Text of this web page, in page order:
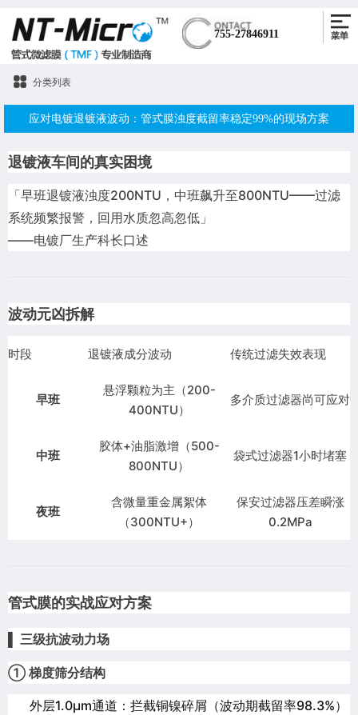
755-27846911
分类列表
应对电镀退镀液波动：管式膜浊度截留率稳定99%的现场方案
退镀液车间的真实困境
「早班退镀液浊度200NTU，中班飙升至800NTU——过滤
系统频繁报警，回用水质忽高忽低」
——电镀厂生产科长口述
波动元凶拆解
时段 退镀液成分波动 传统过滤失效表现
早班
悬浮颗粒为主（200-
400NTU）
多介质过滤器尚可应对
中班
胶体+油脂激增（500-
800NTU）
袋式过滤器1小时堵塞
夜班
含微量重金属絮体
（300NTU+）
保安过滤器压差瞬涨
0.2MPa
管式膜的实战应对方案
▌ 三级抗波动力场
① 梯度筛分结构
外层1.0μm通道：拦截铜镍碎屑（波动期截留率98.3%）